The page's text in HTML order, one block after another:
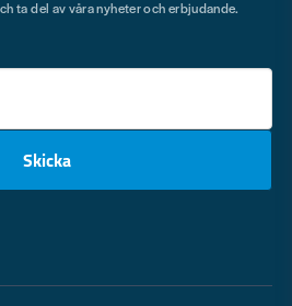
Skicka
ta del av våra nyheter och erbjudande.